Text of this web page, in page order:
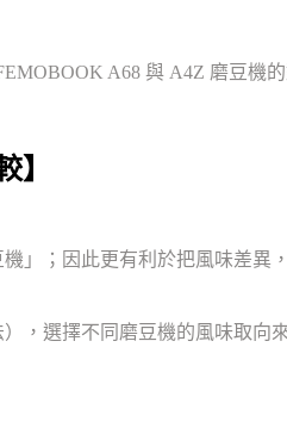
A68 與 A4Z 磨豆機
】
」；因此更有利於把風味差異
，選擇不同磨豆機的風味取向